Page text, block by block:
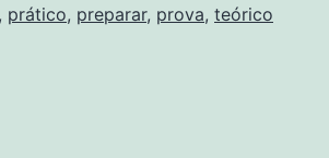
que
, prático, preparar, prova, teórico